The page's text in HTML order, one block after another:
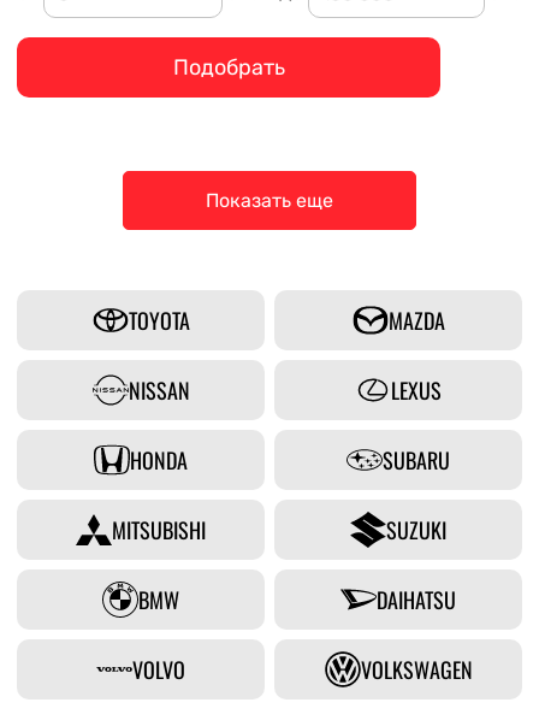
Подобрать
Показать еще
TOYOTA MAZDA
NISSAN LEXUS
HONDA SUBARU
MITSUBISHI SUZUKI
BMW DAIHATSU
VOLVO VOLKSWAGEN